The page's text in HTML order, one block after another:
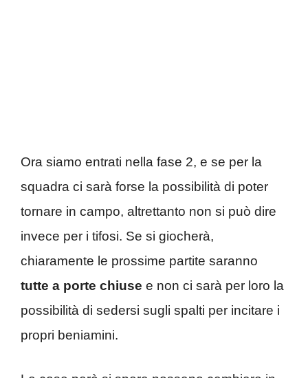
Ora siamo entrati nella fase 2, e se per la
squadra ci sarà forse la possibilità di poter
tornare in campo, altrettanto non si può dire
invece per i tifosi. Se si giocherà,
chiaramente le prossime partite saranno
tutte a porte chiuse e non ci sarà per loro la
possibilità di sedersi sugli spalti per incitare i
propri beniamini.